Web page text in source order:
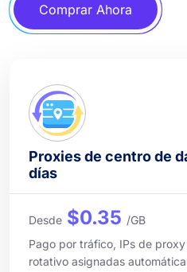
Comprar Ahora
Proxies de centro de
días
Desde $0.35 /GB
Pago por tráfico, IPs de
rotativo asignadas